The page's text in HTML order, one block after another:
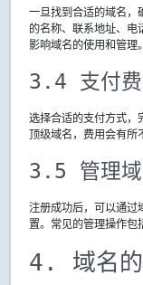
一旦找到合适的域名，
的名称、联系地址、电
影响域名的使用和管理。
3.4 支付费
选择合适的支付方式，
顶级域名，费用会有所
3.5 管理域
注册成功后，可以通过
置。常见的管理操作包
4. 域名的